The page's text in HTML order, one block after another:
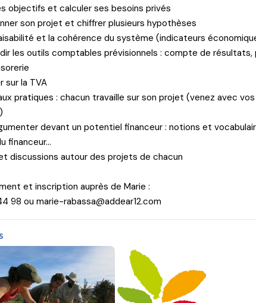
objectifs et calculer ses besoins privés
son projet et chiffrer plusieurs hypothèses
et la cohérence du système (indicateurs
les outils comptables prévisionnels : compte de résultats,
sur la TVA
pratiques : chacun travaille sur son projet (venez avec
devant un potentiel financeur : notions et
financeur...
discussions autour des projets de chacun
et inscription auprès de Marie :
98 ou marie-rabassa@addear12.com